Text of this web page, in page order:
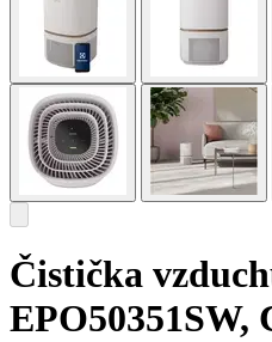
Čistička
EPO50351SW,